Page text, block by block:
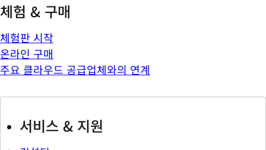
체험 & 구매
체험판 시작
온라인 구매
주요 클라우드 공급업체와의 연계
서비스 & 지원